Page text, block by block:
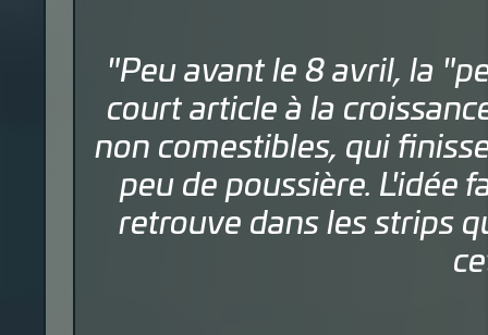
"Peu avant le 8 avril, la
court article à la
non comestibles, qui
peu de poussière. L'idée
retrouve dans les strips